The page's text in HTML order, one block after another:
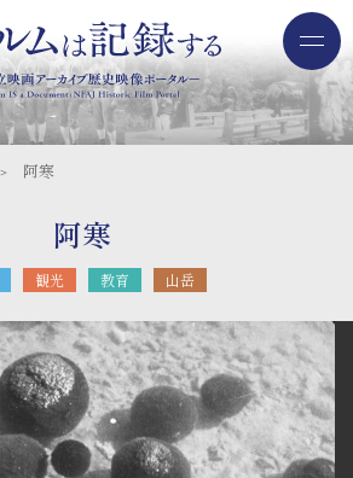
トップページ
動画をみる
阿寒
阿寒
観光 教育 山岳